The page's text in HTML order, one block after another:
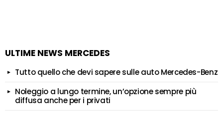
ULTIME NEWS MERCEDES
Tutto quello che devi sapere sulle auto Mercedes-Benz
Noleggio a lungo termine, un’opzione sempre più
diffusa anche per i privati